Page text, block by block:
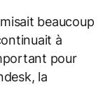
beaucoup
à
pour
la